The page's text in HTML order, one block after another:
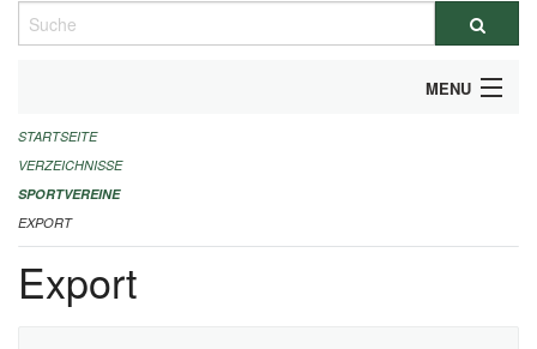
Suche
MENU
ALLGEMEINE INFORMATIONEN
FINANZIELLE UNTERSTÜTZUNG BENÖTIGT?
KONTAKT
STARTSEITE
VERZEICHNISSE
SPORTVEREINE
EXPORT
Export